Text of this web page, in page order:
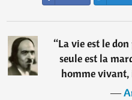
“La vie est le
seule est la
homme
―